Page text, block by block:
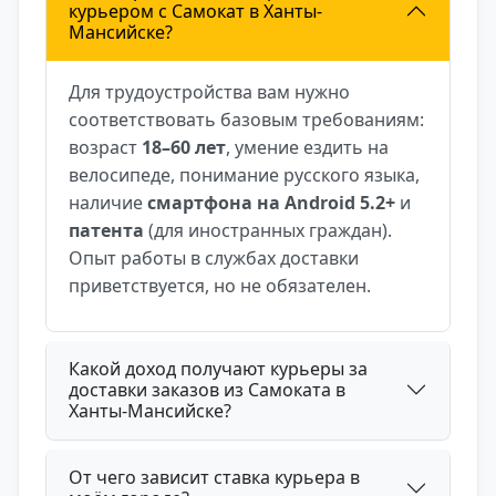
курьером c Самокат в Ханты-
Мансийске?
Для трудоустройства вам нужно
соответствовать базовым требованиям:
возраст 18–60 лет, умение ездить на
велосипеде, понимание русского языка,
наличиесмартфона на Android 5.2+ и
патента (для иностранных граждан).
Опыт работы в службах доставки
приветствуется, но не обязателен.
Какой доход получают курьеры за
доставки заказов из Самоката в
Ханты-Мансийске?
От чего зависит ставка курьера в